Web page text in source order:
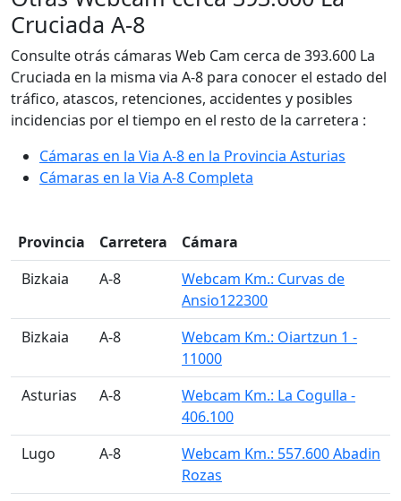
Cruciada A-8
Consulte otrás cámaras Web Cam cerca de 393.600 La
Cruciada en la misma via A-8 para conocer el estado del
tráfico, atascos, retenciones, accidentes y posibles
incidencias por el tiempo en el resto de la carretera :
Cámaras en la Via A-8 en la Provincia Asturias
Cámaras en la Via A-8 Completa
Provincia Carretera
Cámara
󠁭󠁶󠁳󠁣󠁿 Bizkaia
A-8
Webcam Km.: Curvas de
Ansio122300
󠁭󠁶󠁳󠁣󠁿 Bizkaia
A-8
Webcam Km.: Oiartzun 1 -
11000
󠁭󠁶󠁳󠁣󠁿 Asturias
A-8
Webcam Km.: La Cogulla -
406.100
󠁭󠁶󠁳󠁣󠁿 Lugo
A-8
Webcam Km.: 557.600 Abadin
Rozas